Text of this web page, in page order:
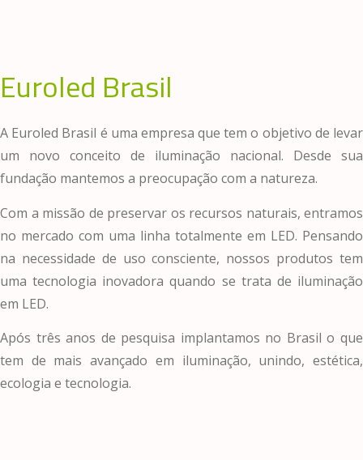
Euroled Brasil
A Euroled Brasil é uma empresa que tem o objetivo de levar
um novo conceito de iluminação nacional. Desde sua
fundação mantemos a preocupação com a natureza.
Com a missão de preservar os recursos naturais, entramos
no mercado com uma linha totalmente em LED. Pensando
na necessidade de uso consciente, nossos produtos tem
uma tecnologia inovadora quando se trata de iluminação
em LED.
Após três anos de pesquisa implantamos no Brasil o que
tem de mais avançado em iluminação, unindo, estética,
ecologia e tecnologia.